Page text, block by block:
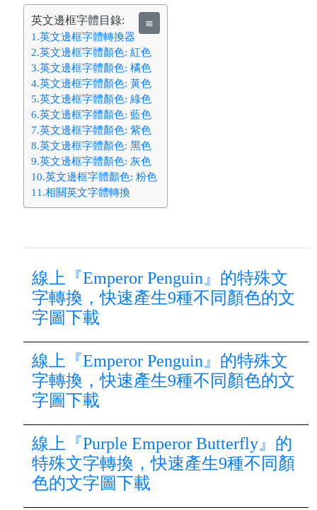
英文邊框字體目錄: ≣
1.英文邊框字體轉換器
2.英文邊框字體顏色: 紅色
3.英文邊框字體顏色: 橘色
4.英文邊框字體顏色: 黃色
5.英文邊框字體顏色: 綠色
6.英文邊框字體顏色: 藍色
7.英文邊框字體顏色: 紫色
8.英文邊框字體顏色: 黑色
9.英文邊框字體顏色: 灰色
10.英文邊框字體顏色: 粉色
11.相關英文字體轉換
線上『Emperor Penguin』的特殊文
字轉換，快速產生9種不同顏色的文
字圖下載
線上『Emperor Penguin』的特殊文
字轉換，快速產生9種不同顏色的文
字圖下載
線上『Purple Emperor Butterfly』的
特殊文字轉換，快速產生9種不同顏
色的文字圖下載